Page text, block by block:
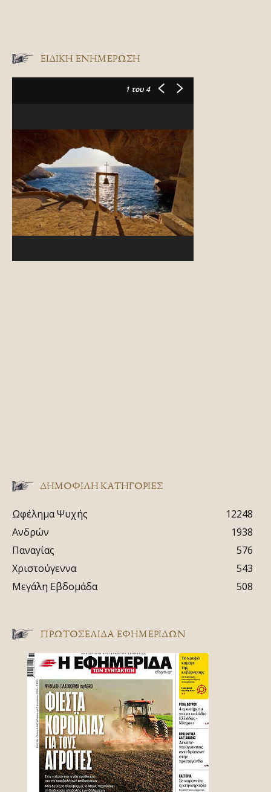
ΕΙΔΙΚΉ ΕΝΗΜΈΡΩΣΗ
1 του 4
ΔΗΜΟΦΙΛΗ ΚΑΤΗΓΟΡΙΕΣ
Ωφέλημα Ψυχής
12248
Ανδρών
1938
Παναγίας
576
Χριστούγεννα
543
Μεγάλη Εβδομάδα
508
ΠΡΩΤΟΣΈΛΙΔΑ ΕΦΗΜΕΡΊΔΩΝ